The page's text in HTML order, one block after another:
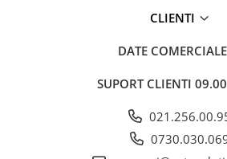
CLIENTI
DATE COMERCIALE
SUPORT CLIENTI